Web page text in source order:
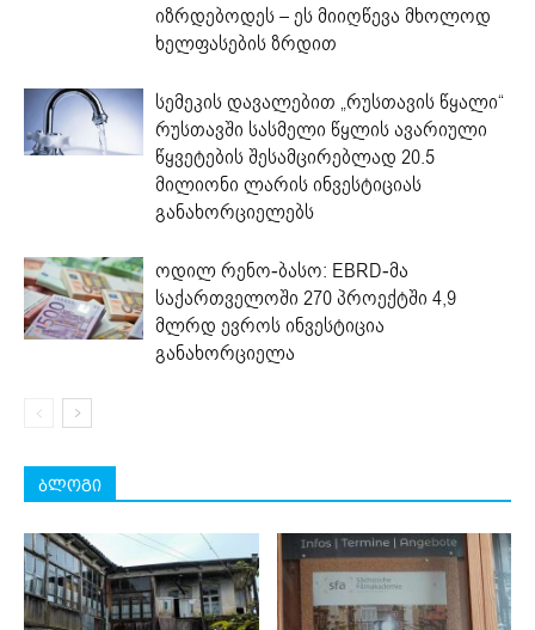
იზრდებოდეს – ეს მიიღწევა მხოლოდ
ხელფასების ზრდით
სემეკის დავალებით „რუსთავის წყალი“
რუსთავში სასმელი წყლის ავარიული
წყვეტების შესამცირებლად 20.5
მილიონი ლარის ინვესტიციას
განახორციელებს
ოდილ რენო-ბასო: EBRD-მა
საქართველოში 270 პროექტში 4,9
მლრდ ევროს ინვესტიცია
განახორციელა
ბლოგი